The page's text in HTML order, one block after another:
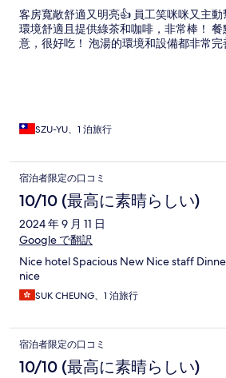
客房寬敞舒適又明亮👍 員工笑咪咪又主
環境舒適且提供綠茶和咖啡，非常棒！
意，很好吃！ 泡湯的環境和設備都非常完
SZU-YU、1 泊旅行
宿泊者限定の口コミ
10/10 (最高に素晴らしい)
2024 年 9 月 11 日
Google で翻訳
Nice hotel Spacious New Nice staff
nice
SUK CHEUNG、1 泊旅行
宿泊者限定の口コミ
10/10 (最高に素晴らしい)